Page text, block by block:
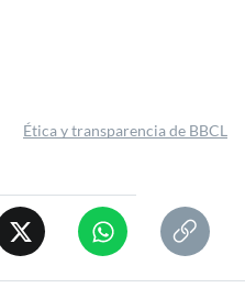
Ética y transparencia de BBCL